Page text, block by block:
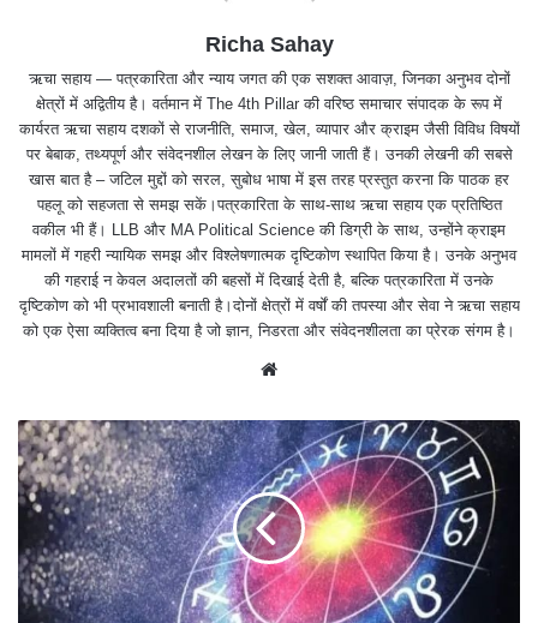
Richa Sahay
ऋचा सहाय — पत्रकारिता और न्याय जगत की एक सशक्त आवाज़, जिनका अनुभव दोनों
क्षेत्रों में अद्वितीय है। वर्तमान में The 4th Pillar की वरिष्ठ समाचार संपादक के रूप में
कार्यरत ऋचा सहाय दशकों से राजनीति, समाज, खेल, व्यापार और क्राइम जैसी विविध विषयों
पर बेबाक, तथ्यपूर्ण और संवेदनशील लेखन के लिए जानी जाती हैं। उनकी लेखनी की सबसे
खास बात है – जटिल मुद्दों को सरल, सुबोध भाषा में इस तरह प्रस्तुत करना कि पाठक हर
पहलू को सहजता से समझ सकें।पत्रकारिता के साथ-साथ ऋचा सहाय एक प्रतिष्ठित
वकील भी हैं। LLB और MA Political Science की डिग्री के साथ, उन्होंने क्राइम
मामलों में गहरी न्यायिक समझ और विश्लेषणात्मक दृष्टिकोण स्थापित किया है। उनके अनुभव
की गहराई न केवल अदालतों की बहसों में दिखाई देती है, बल्कि पत्रकारिता में उनके
दृष्टिकोण को भी प्रभावशाली बनाती है।दोनों क्षेत्रों में वर्षों की तपस्या और सेवा ने ऋचा सहाय
को एक ऐसा व्यक्तित्व बना दिया है जो ज्ञान, निडरता और संवेदनशीलता का प्रेरक संगम है।
e